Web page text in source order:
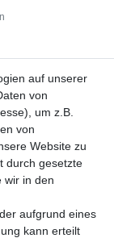
auf unserer
von
um z.B.
von
Website zu
durch gesetzte
wir in den
aufgrund eines
kann erteilt